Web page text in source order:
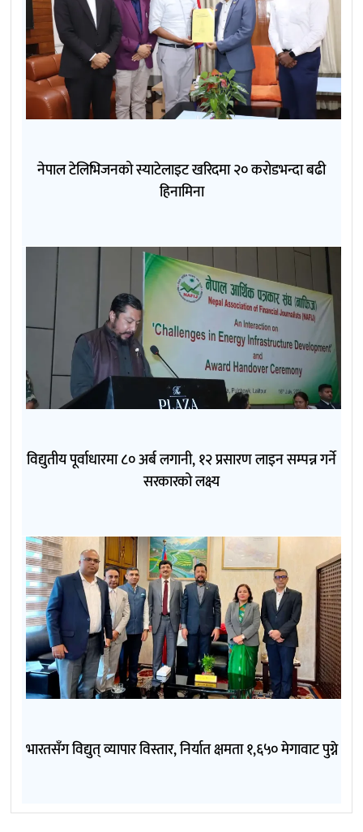
नेपाल टेलिभिजनको स्याटेलाइट खरिदमा २० करोडभन्दा बढी
हिनामिना
विद्युतीय पूर्वाधारमा ८० अर्ब लगानी, १२ प्रसारण लाइन सम्पन्न गर्ने
सरकारको लक्ष्य
भारतसँग विद्युत् व्यापार विस्तार, निर्यात क्षमता १,६५० मेगावाट पुग्ने